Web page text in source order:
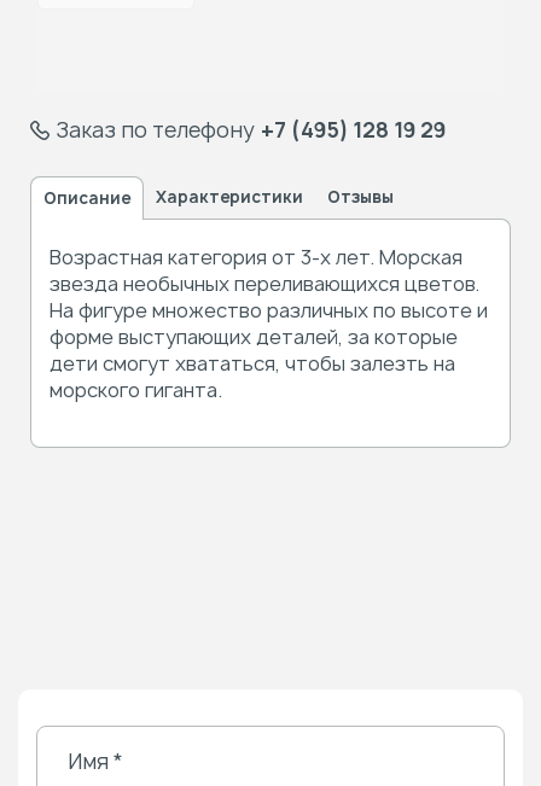
Заказ по телефону +7 (495) 128 19 29
Описание Характеристики Отзывы
Возрастная категория от 3-х лет. Морская
звезда необычных переливающихся цветов.
На фигуре множество различных по высоте и
форме выступающих деталей, за которые
дети смогут хвататься, чтобы залезть на
морского гиганта.